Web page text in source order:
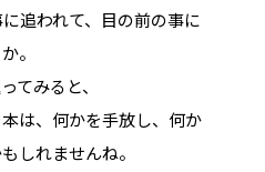
追われて、目の前の事に
。
てみると、
は、何かを手放し、何か
しれませんね。